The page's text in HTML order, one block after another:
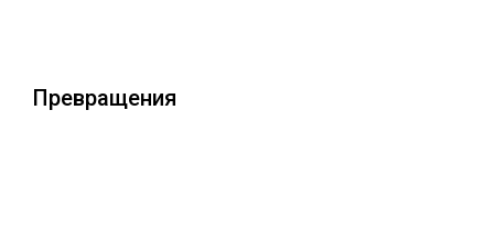
Превращения